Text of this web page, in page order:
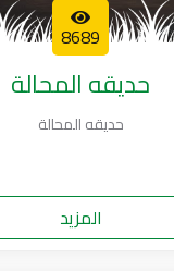
8689
حديقه المحالة
حديقه المحالة
المزيد